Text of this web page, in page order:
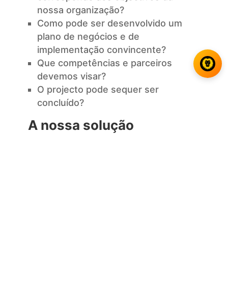
nossa organização?
Como pode ser desenvolvido um
plano de negócios e de
implementação convincente?
Que competências e parceiros
devemos visar?
O projecto pode sequer ser
concluído?
A nossa solução